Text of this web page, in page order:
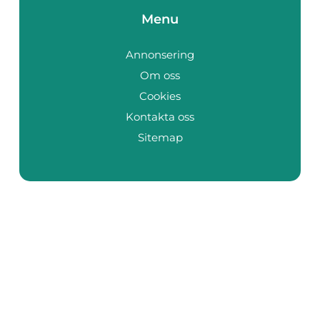
Menu
Annonsering
Om oss
Cookies
Kontakta oss
Sitemap